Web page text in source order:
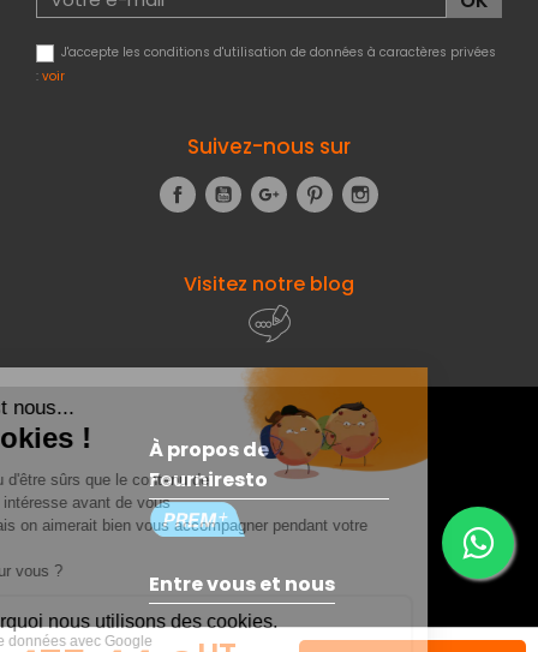
J'accepte les conditions d'utilisation de données à caractères privées
: voir
Suivez-nous sur
FacebookYouTubeGoogle+Pinterest
Visitez notre blog
À propos de
Fourniresto
Entre vous et nous